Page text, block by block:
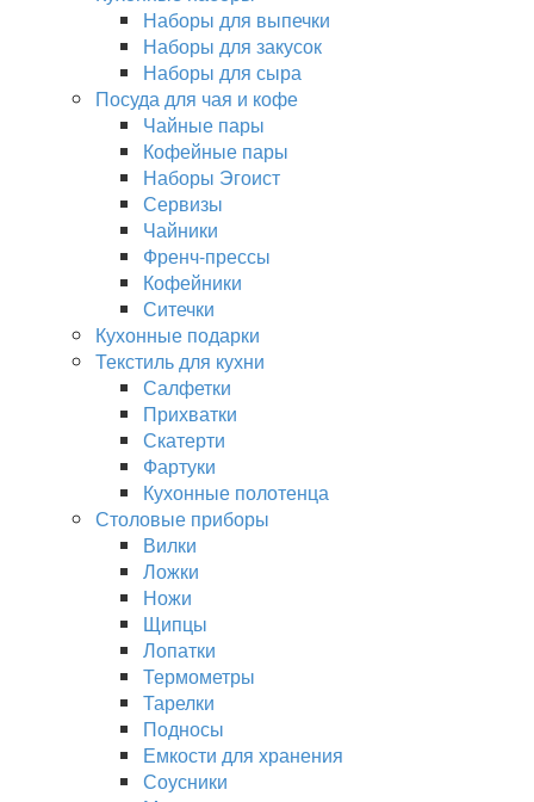
Наборы для выпечки
Наборы для закусок
Наборы для сыра
Посуда для чая и кофе
Чайные пары
Кофейные пары
Наборы Эгоист
Сервизы
Чайники
Френч-прессы
Кофейники
Ситечки
Кухонные подарки
Текстиль для кухни
Салфетки
Прихватки
Скатерти
Фартуки
Кухонные полотенца
Столовые приборы
Вилки
Ложки
Ножи
Щипцы
Лопатки
Термометры
Тарелки
Подносы
Емкости для хранения
Соусники